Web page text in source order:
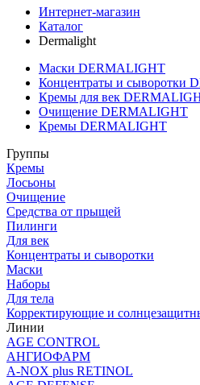
Интернет-магазин
Каталог
Dermalight
Маски DERMALIGHT
Концентраты и сыворотки
Кремы для век
Очищение DERMALIGHT
Кремы DERMALIGHT
Группы
Кремы
Лосьоны
Очищение
Средства от прыщей
Пилинги
Для век
Концентраты и сыворотки
Маски
Наборы
Для тела
Корректирующие и
Линии
AGE CONTROL
АНГИОФАРМ
A-NOX plus RETINOL